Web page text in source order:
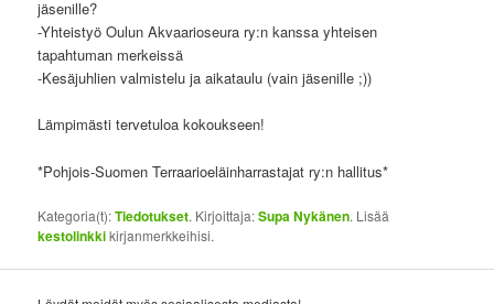
jäsenille?
-Yhteistyö Oulun Akvaarioseura ry:n kanssa yhteisen
tapahtuman merkeissä
-Kesäjuhlien valmistelu ja aikataulu (vain jäsenille ;))
Lämpimästi tervetuloa kokoukseen!
*Pohjois-Suomen Terraarioeläinharrastajat ry:n hallitus*
Kategoria(t):Tiedotukset. Kirjoittaja:Supa Nykänen. Lisää
kestolinkkikirjanmerkkeihisi.